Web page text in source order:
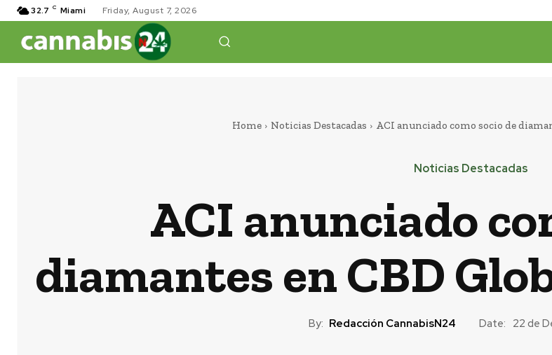
32.7 C Miami Friday, August 7, 2026
Home Noticias Destacadas ACI anunciado como socio de
Noticias Destacadas
ACI anunciado
diamantes en CBD
By: Redacción CannabisN24 Date: 22 de